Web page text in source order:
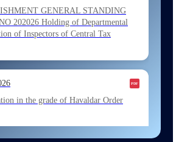
GENERAL STANDING
202026 Holding of Departmental
of Inspectors of Central Tax
in the grade of Havaldar Order